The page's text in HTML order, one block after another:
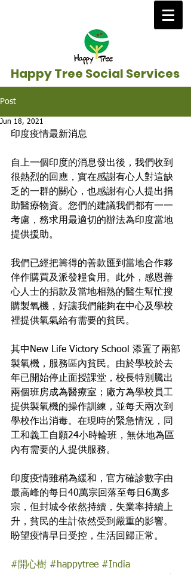
Happy Tree Social Services
Post
Jun 18, 2021
印度疫情最新消息
自上一個印度的消息發出後，我們收到
很熱烈的回應，實在感謝有心人對這缺
乏的一群的關心，也感謝有心人提出捐
助醫療物資。您們的建議我們都有一一
考慮，務求用最適切的辦法為印度當地
提供援助。
我們已經把籌得的善款匯到當地合作夥
伴作購買及派發糧食用。此外，感恩善
心人士的捐款及當地相熟的醫生幫忙搜
購製氧機，好讓我們能夠在中心及學校
裡提供氧氣給有需要的貧民。
其中New Life Victory School 添置了兩部
製氧機，服務區內貧民。由於學校於去
年已開始停止面授課堂，校長特別騰出
兩個班房成為醫療室；廠方為學校員工
提供製氧機的操作訓練，並每天兩次到
學校作出消毒。在現時的緊急情況，同
工和義工自願24小時輪班，無休地為區
內有需要的人提供服務。
印度疫情雖稍為緩和，官方確診數字由
最高峰的每日40萬宗回落至每日6萬多
宗，但封城令依然持續，失業率持續上
升，貧民的生計依然受到嚴重的影響。
盼望疫情早日受控，生活回歸正常。
#開心樹 #happytree #India